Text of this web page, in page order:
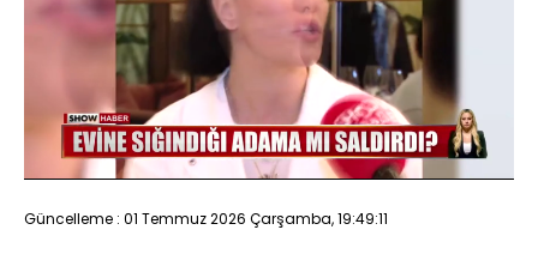
Sesi
Aç
Yüklendi
34.52%
Oynatma
Hızı
Güncelleme : 01 Temmuz 2026 Çarşamba, 19:49:11